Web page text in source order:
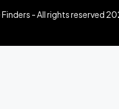
- All rights reserved